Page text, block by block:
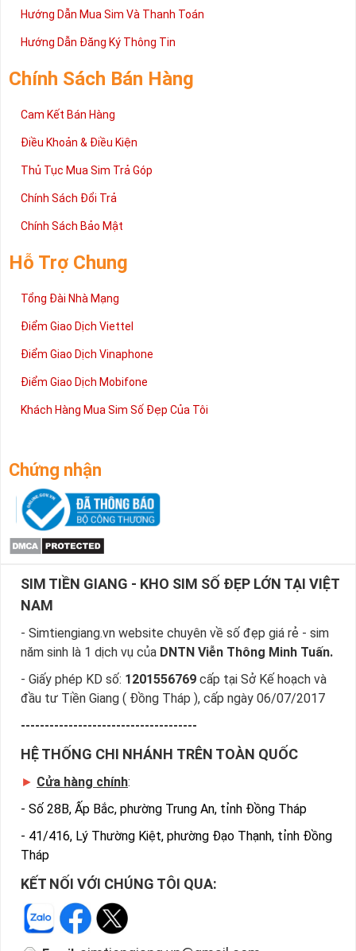
Hướng Dẫn Mua Sim Và Thanh Toán
Hướng Dẫn Đăng Ký Thông Tin
Chính Sách Bán Hàng
Cam Kết Bán Hàng
Điều Khoản & Điều Kiện
Thủ Tục Mua Sim Trả Góp
Chính Sách Đổi Trả
Chính Sách Bảo Mật
Hỗ Trợ Chung
Tổng Đài Nhà Mạng
Điểm Giao Dịch Viettel
Điểm Giao Dịch Vinaphone
Điểm Giao Dịch Mobifone
Khách Hàng Mua Sim Số Đẹp Của Tôi
Chứng nhận
SIM TIỀN GIANG - KHO SIM SỐ ĐẸP LỚN TẠI VIỆT
NAM
- Simtiengiang.vn website chuyên về số đẹp giá rẻ - sim
năm sinh là 1 dịch vụ của DNTN Viễn Thông Minh Tuấn.
- Giấy phép KD số: 1201556769 cấp tại Sở Kế hoạch và
đầu tư Tiền Giang ( Đồng Tháp ), cấp ngày 06/07/2017
-------------------------------------
HỆ THỐNG CHI NHÁNH TRÊN TOÀN QUỐC
► Cửa hàng chính:
- Số 28B, Ấp Bắc, phường Trung An, tỉnh Đồng Tháp
- 41/416, Lý Thường Kiệt, phường Đạo Thạnh, tỉnh Đồng
Tháp
KẾT NỐI VỚI CHÚNG TÔI QUA: